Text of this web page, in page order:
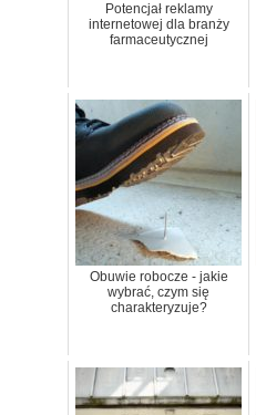
Potencjał reklamy
internetowej dla branży
farmaceutycznej
Obuwie robocze - jakie
wybrać, czym się
charakteryzuje?